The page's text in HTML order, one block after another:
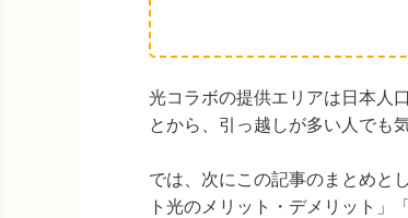
光コラボの提供エリアは日本人
とから、引っ越しが多い人でも
では、次にこの記事のまとめと
ト光のメリット・デメリット」